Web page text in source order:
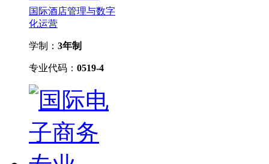
国际酒店管理与数字
化运营
学制： 3年制
专业代码： 0519-4